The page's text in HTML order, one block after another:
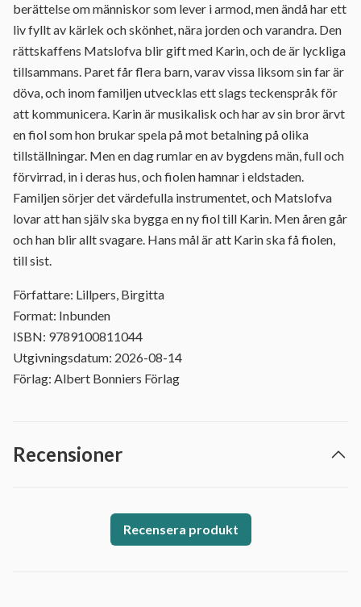
berättelse om människor som lever i armod, men ändå har ett
liv fyllt av kärlek och skönhet, nära jorden och varandra. Den
rättskaffens Matslofva blir gift med Karin, och de är lyckliga
tillsammans. Paret får flera barn, varav vissa liksom sin far är
döva, och inom familjen utvecklas ett slags teckenspråk för
att kommunicera. Karin är musikalisk och har av sin bror ärvt
en fiol som hon brukar spela på mot betalning på olika
tillställningar. Men en dag rumlar en av bygdens män, full och
förvirrad, in i deras hus, och fiolen hamnar i eldstaden.
Familjen sörjer det värdefulla instrumentet, och Matslofva
lovar att han själv ska bygga en ny fiol till Karin. Men åren går
och han blir allt svagare. Hans mål är att Karin ska få fiolen,
till sist.
Författare: Lillpers, Birgitta
Format: Inbunden
ISBN: 9789100811044
Utgivningsdatum: 2026-08-14
Förlag: Albert Bonniers Förlag
Recensioner
Recensera produkt